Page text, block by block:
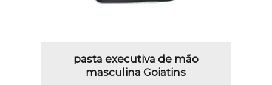
pasta executiva de mão
masculina Goiatins